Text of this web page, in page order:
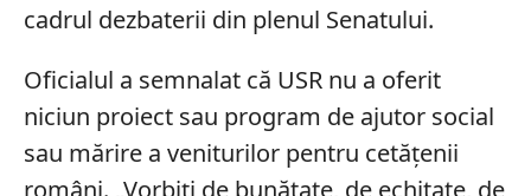
cadrul dezbaterii din plenul Senatului.
Oficialul a semnalat că USR nu a oferit
niciun proiect sau program de ajutor social
sau mărire a veniturilor pentru cetățenii
români. „Vorbiţi de bunătate, de echitate, de